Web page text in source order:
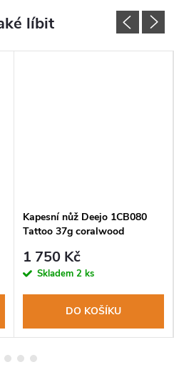
Kapesní nůž Deejo 1CB080
Tattoo 37g coralwood
1 750 Kč
Skladem 2 ks
DO KOŠÍKU